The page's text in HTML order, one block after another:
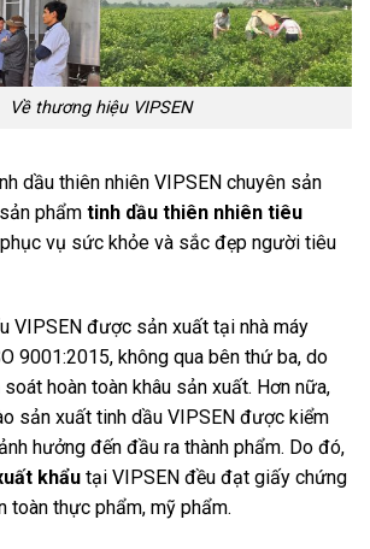
Về thương hiệu VIPSEN
dầu thiên nhiên VIPSEN chuyên sản
phẩm tinh dầu thiên nhiên tiêu
phục vụ sức khỏe và sắc đẹp người tiêu
VIPSEN được sản xuất tại nhà máy
9001:2015, không qua bên thứ ba, do
hoàn toàn khâu sản xuất. Hơn nữa,
sản xuất tinh dầu VIPSEN được kiểm
hưởng đến đầu ra thành phẩm. Do đó,
khẩu tại VIPSEN đều đạt giấy chứng
toàn thực phẩm, mỹ phẩm.